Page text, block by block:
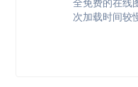
次加载时间较